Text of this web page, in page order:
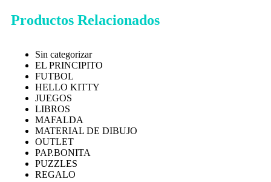
Productos Relacionados
Sin categorizar
EL PRINCIPITO
FUTBOL
HELLO KITTY
JUEGOS
LIBROS
MAFALDA
MATERIAL DE DIBUJO
OUTLET
PAP.BONITA
PUZZLES
REGALO